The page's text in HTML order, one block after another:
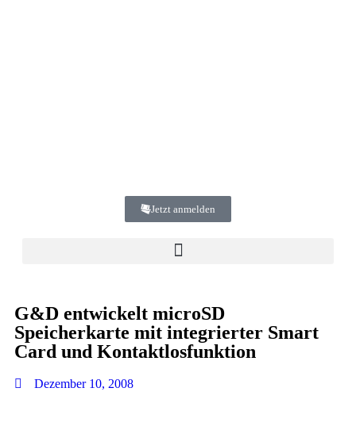
Jetzt anmelden
G&D entwickelt microSD
Speicherkarte mit integrierter Smart
Card und Kontaktlosfunktion
Dezember 10, 2008